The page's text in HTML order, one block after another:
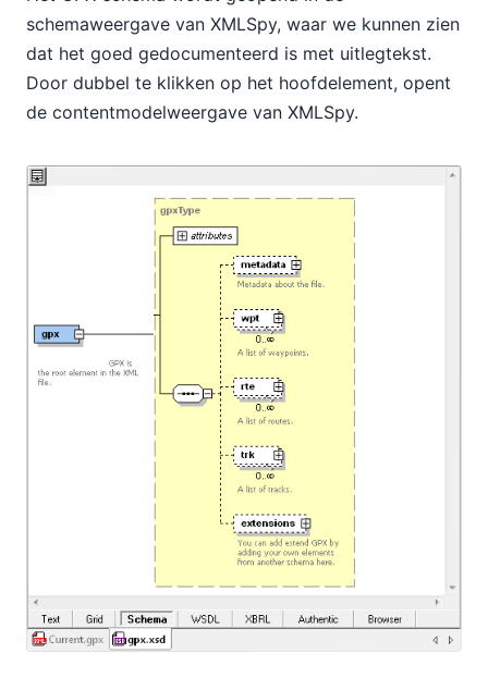
schemaweergave van XMLSpy, waar we kunnen zien
dat het goed gedocumenteerd is met uitlegtekst.
Door dubbel te klikken op het hoofdelement, opent
de contentmodelweergave van XMLSpy.